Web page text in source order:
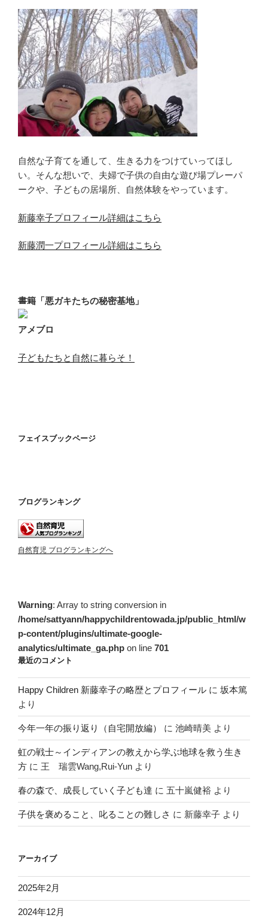
自然な子育てを通して、生きる力をつけていってほし
い。そんな想いで、夫婦で子供の自由な遊び場プレーパ
ークや、子どもの居場所、自然体験をやっています。
新藤幸子プロフィール詳細はこちら
新藤潤一プロフィール詳細はこちら
書籍「悪ガキたちの秘密基地」
アメブロ
子どもたちと自然に暮らそ！
フェイスブックページ
ブログランキング
自然育児 ブログランキングへ
Warning: Array to string conversion in
/home/sattyann/happychildrentowada.jp/public_html/w
p-content/plugins/ultimate-google-
analytics/ultimate_ga.php on line 701
最近のコメント
Happy Children 新藤幸子の略歴とプロフィール に 坂本篤
より
今年一年の振り返り（自宅開放編） に 池崎晴美 より
虹の戦士～インディアンの教えから学ぶ地球を救う生き
方 に 王 瑞雲Wang,Rui-Yun より
春の森で、成長していく子ども達 に 五十嵐健裕 より
子供を褒めること、叱ることの難しさ に 新藤幸子 より
アーカイブ
2025年2月
2024年12月